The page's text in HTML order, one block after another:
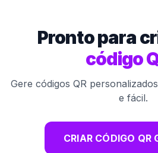
Pronto para
código
Gere códigos QR
e fácil.
CRIAR CÓDIGO QR